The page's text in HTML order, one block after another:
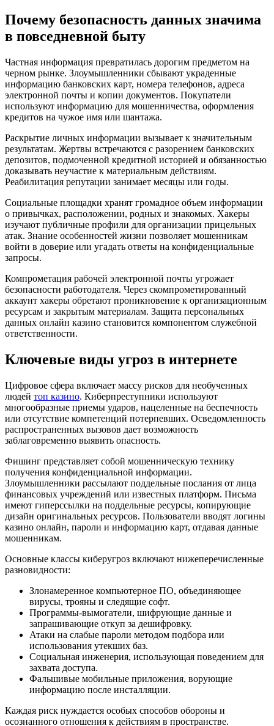
Почему безопасность данных значима
в повседневной быту
Частная информация превратилась дорогим предметом на
черном рынке. Злоумышленники сбывают украденные
информацию банковских карт, номера телефонов, адреса
электронной почты и копии документов. Покупатели
используют информацию для мошенничества, оформления
кредитов на чужое имя или шантажа.
Раскрытие личных информации вызывает к значительным
результатам. Жертвы встречаются с разорением банковских
депозитов, подмоченной кредитной историей и обязанностью
доказывать неучастие к материальным действиям.
Реабилитация репутации занимает месяцы или годы.
Социальные площадки хранят громадное объем информации
о привычках, расположении, родных и знакомых. Хакеры
изучают публичные профили для организации прицельных
атак. Знание особенностей жизни позволяет мошенникам
войти в доверие или угадать ответы на конфиденциальные
запросы.
Компрометация рабочей электронной почты угрожает
безопасности работодателя. Через скомпрометированный
аккаунт хакеры обретают проникновение к организационным
ресурсам и закрытым материалам. Защита персональных
данных онлайн казино становится компонентом служебной
ответственности.
Ключевые виды угроз в интернете
Цифровое сфера включает массу рисков для необученных
людей топ казино. Киберпреступники используют
многообразные приемы ударов, нацеленные на беспечность
или отсутствие компетенций потерпевших. Осведомленность
распространенных вызовов дает возможность
заблаговременно выявить опасность.
Фишинг представляет собой мошенническую технику
получения конфиденциальной информации.
Злоумышленники рассылают поддельные послания от лица
финансовых учреждений или известных платформ. Письма
имеют гиперссылки на поддельные ресурсы, копирующие
дизайн оригинальных ресурсов. Пользователи вводят логины
казино онлайн, пароли и информацию карт, отдавая данные
мошенникам.
Основные классы киберугроз включают нижеперечисленные
разновидности:
Злонамеренное компьютерное ПО, объединяющее
вирусы, трояны и следящие софт.
Программы-вымогатели, шифрующие данные и
запрашивающие откуп за дешифровку.
Атаки на слабые пароли методом подбора или
использования утекших баз.
Социальная инженерия, использующая поведением для
захвата доступа.
Фальшивые мобильные приложения, ворующие
информацию после инсталляции.
Каждая риск нуждается особых способов обороны и
осознанного отношения к действиям в пространстве.